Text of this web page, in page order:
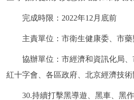
完成時限：2022年12月底前
主責單位：市衛生健康委、市藥
協辦單位：市經濟和資訊化局、
紅十字會、各區政府、北京經濟技
30.持續打擊黑導遊、黑車、黑作